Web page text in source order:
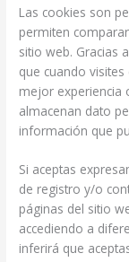
Las cookies son
permiten
sitio web. Gracias
que cuando
mejor experiencia
almacenan dato
información que
Si aceptas
de registro y/o
páginas del sitio
accediendo a
inferirá que